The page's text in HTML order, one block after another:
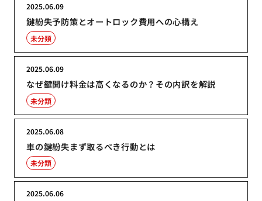
鍵紛失予防策とオートロック費用への心構え
2025.06.09
未分類
なぜ鍵開け料金は高くなるのか？その内訳を解説
2025.06.09
未分類
車の鍵紛失まず取るべき行動とは
2025.06.08
未分類
2025.06.06